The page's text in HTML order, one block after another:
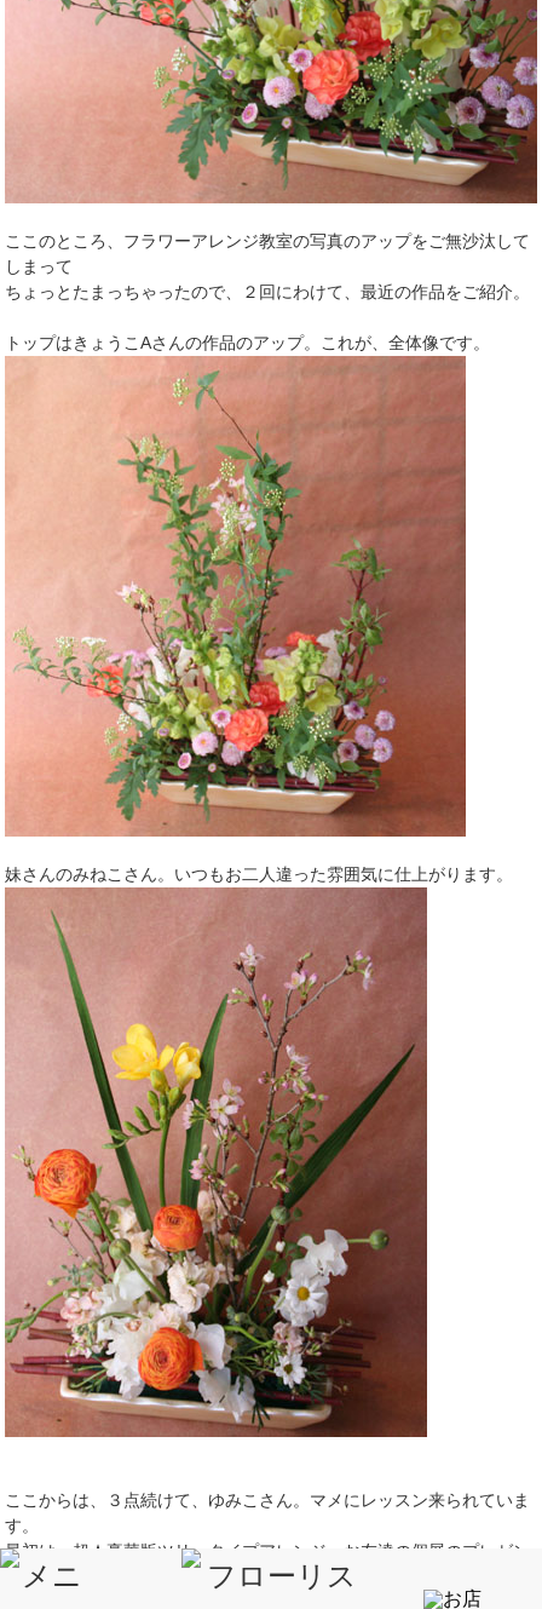
ここのところ、フラワーアレンジ教室の写真のアップをご無沙汰して
しまって
ちょっとたまっちゃったので、２回にわけて、最近の作品をご紹介。
トップはきょうこAさんの作品のアップ。これが、全体像です。
妹さんのみねこさん。いつもお二人違った雰囲気に仕上がります。
ここからは、３点続けて、ゆみこさん。マメにレッスン来られていま
す。
最初は、超★豪華版ツリータイプアレンジ。お友達の個展のプレゼン
トに。
うちのレッスンの花代ではありえないくらいの（笑）花代がかかって